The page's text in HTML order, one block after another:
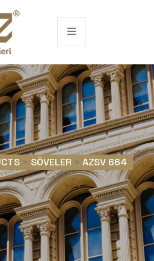
> SÖVELER > AZSV 664